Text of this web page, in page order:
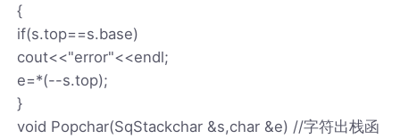
{
if(s.top==s.base)
cout<<"error"<<endl;
e=*(--s.top);
}
void Popchar(SqStackchar &s,char &e) //字符出栈函